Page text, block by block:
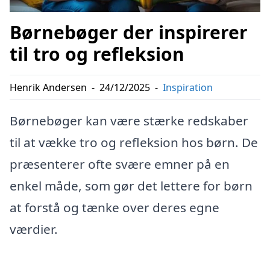
Børnebøger der inspirerer
til tro og refleksion
Henrik Andersen - 24/12/2025 - Inspiration
Børnebøger kan være stærke redskaber
til at vække tro og refleksion hos børn. De
præsenterer ofte svære emner på en
enkel måde, som gør det lettere for børn
at forstå og tænke over deres egne
værdier.